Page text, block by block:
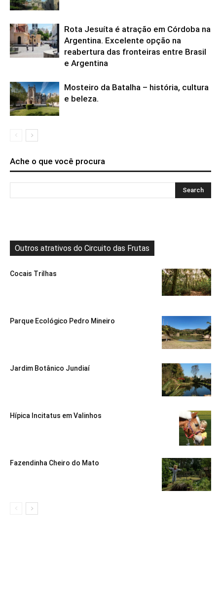
Rota Jesuíta é atração em Córdoba na
Argentina. Excelente opção na
reabertura das fronteiras entre Brasil
e Argentina
Mosteiro da Batalha – história, cultura
e beleza.
Ache o que você procura
Outros atrativos do Circuito das Frutas
Cocais Trilhas
Parque Ecológico Pedro Mineiro
Jardim Botânico Jundiaí
Hípica Incitatus em Valinhos
Fazendinha Cheiro do Mato